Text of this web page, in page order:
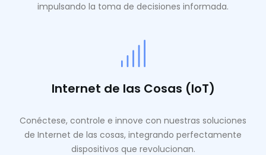
impulsando la toma de decisiones informada.
Internet de las Cosas (IoT)
Conéctese, controle e innove con nuestras soluciones
de Internet de las cosas, integrando perfectamente
dispositivos que revolucionan.